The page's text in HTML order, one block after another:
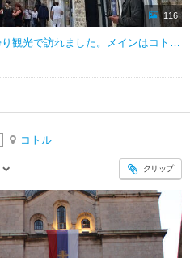
116
ドブロブニクから日帰り観光で訪れました。メインはコトルでしたが、それだけでは面白くないので、足をのばしてみました。ただ、ドブロブニクからは３時間、コトルからでも３０分以上かかるため、日本人はあまり行く機会がないとは思います
コトル
クリップ